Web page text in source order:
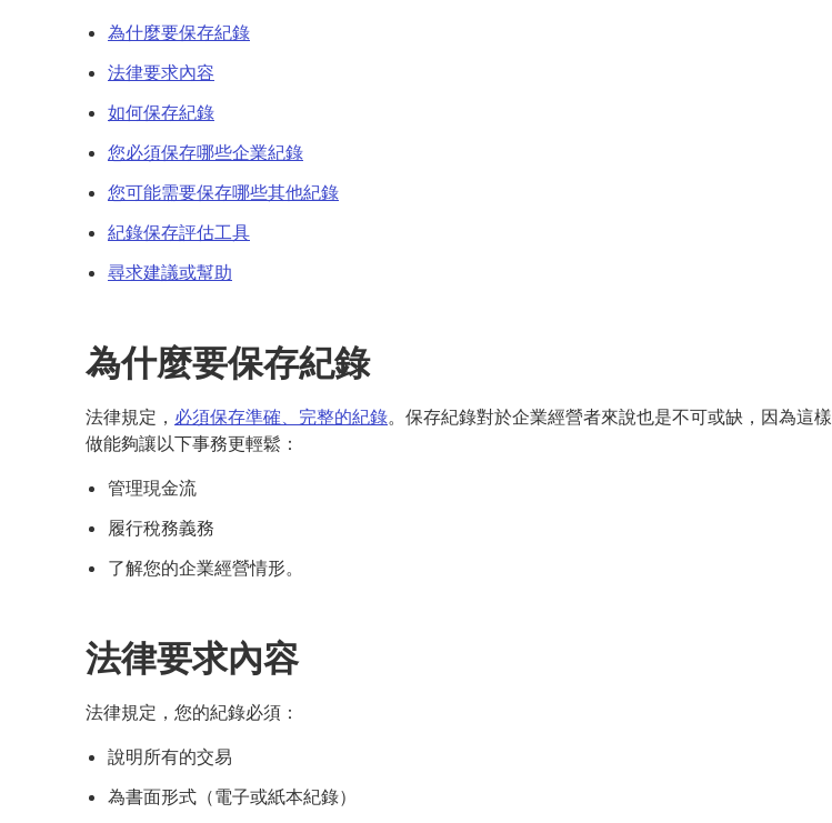
為什麼要保存紀錄
法律要求內容
如何保存紀錄
您必須保存哪些企業紀錄
您可能需要保存哪些其他紀錄
紀錄保存評估工具
尋求建議或幫助
為什麼要保存紀錄
法律規定， 必須保存準確、完整的紀錄。保存紀錄對於企業經營者來說也是不可或缺，因為這樣
做能夠讓以下事務更輕鬆：
管理現金流
履行稅務義務
了解您的企業經營情形。
法律要求內容
法律規定，您的紀錄必須：
說明所有的交易
為書面形式（電子或紙本紀錄）